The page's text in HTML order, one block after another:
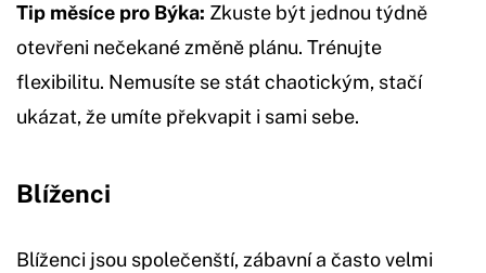
Tip měsíce pro Býka: Zkuste být jednou týdně
otevřeni nečekané změně plánu. Trénujte
flexibilitu. Nemusíte se stát chaotickým, stačí
ukázat, že umíte překvapit i sami sebe.
Blíženci
Blíženci jsou společenští, zábavní a často velmi